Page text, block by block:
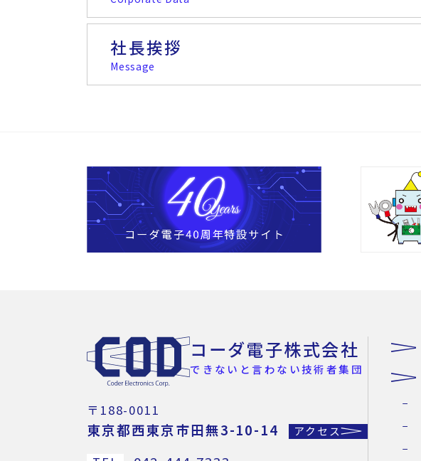
社長挨拶
Message
コーダ電子株式会社
できないと言わない技術者集団
〒188-0011
東京都西東京市田無3-10-14 アクセス